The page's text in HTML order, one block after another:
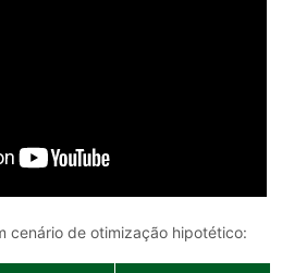
cenário de otimização hipotético: